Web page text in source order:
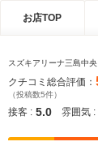
お店TOP
スズキアリーナ三島中
クチコミ総合評価：
（投稿数5件）
接客 : 5.0 雰囲気 :